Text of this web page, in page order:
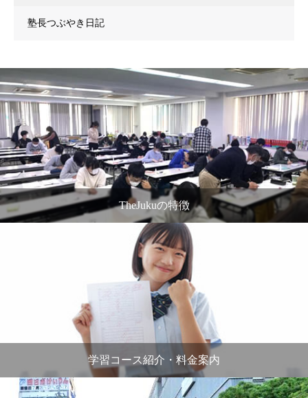
塾長つぶやき日記
TheJukuの特徴
学習コース紹介・料金案内